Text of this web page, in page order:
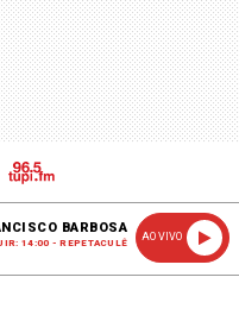
BARBOSA
14:00 - REPETACULÊ
AO VIVO